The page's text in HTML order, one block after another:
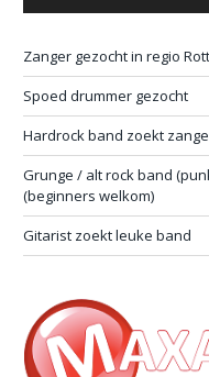
Zanger gezocht in regio
Spoed drummer gezocht
Hardrock band zoekt
Grunge / alt rock band
(beginners welkom)
Gitarist zoekt leuke band